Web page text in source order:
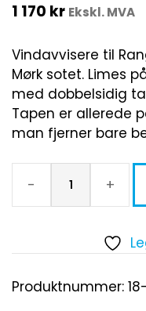
1 170 kr Ekskl. MVA
Vindavvisere til
Mørk sotet. Limes
med dobbelsidig
Tapen er allerede
man fjerner bare
- +
Produktnummer: